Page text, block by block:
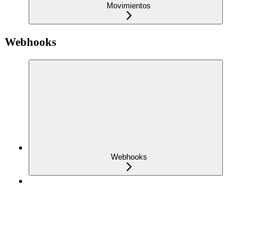
Movimientos
Webhooks
Webhooks